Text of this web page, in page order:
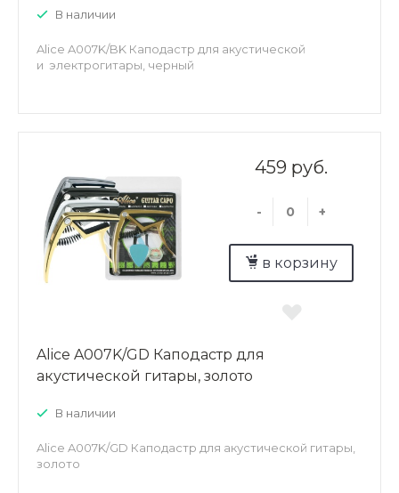
В наличии
Alice A007K/BK Каподастр для акустической
и электрогитары, черный
459 руб.
- +
в корзину
Alice A007K/GD Каподастр для
акустической гитары, золото
В наличии
Alice A007K/GD Каподастр для акустической гитары,
золото